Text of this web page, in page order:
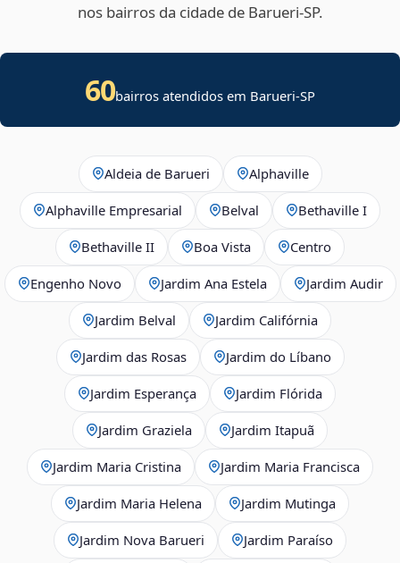
nos bairros da cidade de Barueri‑SP.
60bairros atendidos em Barueri-SP
Aldeia de Barueri Alphaville
Alphaville Empresarial Belval Bethaville I
Bethaville II Boa Vista Centro
Engenho Novo Jardim Ana Estela Jardim Audir
Jardim Belval Jardim Califórnia
Jardim das Rosas Jardim do Líbano
Jardim Esperança Jardim Flórida
Jardim Graziela Jardim Itapuã
Jardim Maria Cristina Jardim Maria Francisca
Jardim Maria Helena Jardim Mutinga
Jardim Nova Barueri Jardim Paraíso